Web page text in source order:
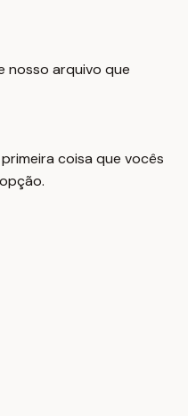
nosso arquivo que
coisa que vocês